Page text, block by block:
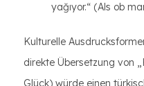
yağıyor.“ (Als ob
Kulturelle
direkte Übersetzung von
Glück) würde einen